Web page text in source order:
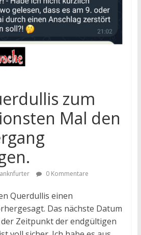
zum
Mal den
0 Kommentare
Querdullis einen
Das nächste Datum
Zeitpunkt der endgültigen